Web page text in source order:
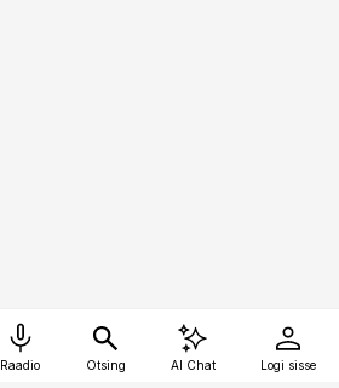
Raadio Otsing AI Chat Logi sisse